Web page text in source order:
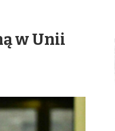
w Unii